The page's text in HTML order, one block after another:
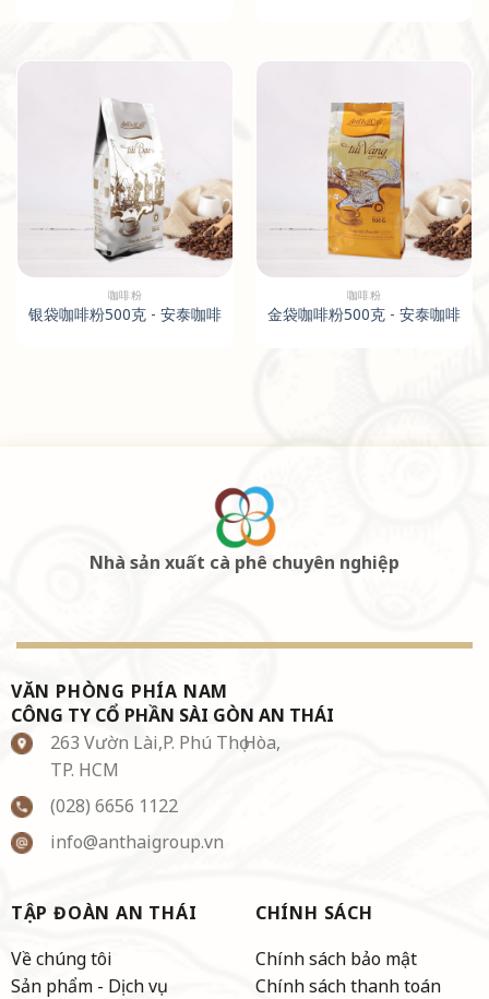
咖啡粉
银袋咖啡粉500克 - 安泰咖啡
咖啡粉
金袋咖啡粉500克 - 安泰咖啡
Nhà sản xuất cà phê chuyên nghiệp
VĂN PHÒNG PHÍA NAM
CÔNG TY CỔ PHẦN SÀI GÒN AN THÁI
263 Vườn Lài,P. Phú Thọ Hòa,
TP. HCM
(028) 6656 1122
info@anthaigroup.vn
TẬP ĐOÀN AN THÁI
Về chúng tôi
Sản phẩm - Dịch vụ
CHÍNH SÁCH
Chính sách bảo mật
Chính sách thanh toán